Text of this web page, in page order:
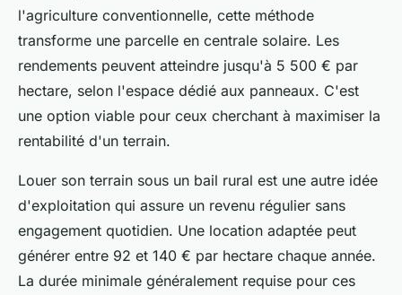
l'agriculture conventionnelle, cette méthode
transforme une parcelle en centrale solaire. Les
rendements peuvent atteindre jusqu'à 5 500 € par
hectare, selon l'espace dédié aux panneaux. C'est
une option viable pour ceux cherchant à maximiser la
rentabilité d'un terrain.
Louer son terrain sous un bail rural est une autre idée
d'exploitation qui assure un revenu régulier sans
engagement quotidien. Une location adaptée peut
générer entre 92 et 140 € par hectare chaque année.
La durée minimale généralement requise pour ces